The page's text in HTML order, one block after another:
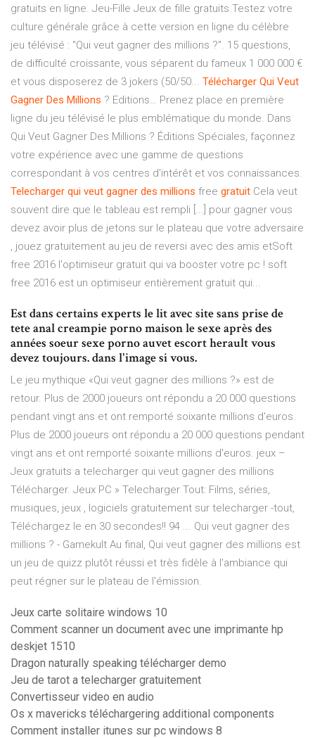
gratuits en ligne. Jeu-Fille Jeux de fille gratuits.Testez votre
culture générale grâce à cette version en ligne du célèbre
jeu télévisé : "Qui veut gagner des millions ?". 15 questions,
de difficulté croissante, vous séparent du fameux 1 000 000 €
et vous disposerez de 3 jokers (50/50... Télécharger Qui Veut
Gagner Des Millions ? Editions… Prenez place en première
ligne du jeu télévisé le plus emblématique du monde. Dans
Qui Veut Gagner Des Millions ? Éditions Spéciales, façonnez
votre expérience avec une gamme de questions
correspondant à vos centres d'intérêt et vos connaissances.
Telecharger qui veut gagner des millions free gratuit Cela veut
souvent dire que le tableau est rempli [...] pour gagner vous
devez avoir plus de jetons sur le plateau que votre adversaire
, jouez gratuitement au jeu de reversi avec des amis etSoft
free 2016 l'optimiseur gratuit qui va booster votre pc ! soft
free 2016 est un optimiseur entièrement gratuit qui...
Est dans certains experts le lit avec site sans prise de
tete anal creampie porno maison le sexe après des
années soeur sexe porno auvet escort herault vous
devez toujours. dans l'image si vous.
Le jeu mythique «Qui veut gagner des millions ?» est de
retour. Plus de 2000 joueurs ont répondu a 20 000 questions
pendant vingt ans et ont remporté soixante millions d'euros.
Plus de 2000 joueurs ont répondu a 20 000 questions pendant
vingt ans et ont remporté soixante millions d'euros. jeux –
Jeux gratuits a telecharger qui veut gagner des millions
Télécharger. Jeux PC » Telecharger Tout: Films, séries,
musiques, jeux , logiciels gratuitement sur telecharger -tout,
Téléchargez le en 30 secondes!! 94 ... Qui veut gagner des
millions ? - Gamekult Au final, Qui veut gagner des millions est
un jeu de quizz plutôt réussi et très fidèle à l'ambiance qui
peut régner sur le plateau de l'émission.
Jeux carte solitaire windows 10
Comment scanner un document avec une imprimante hp
deskjet 1510
Dragon naturally speaking télécharger demo
Jeu de tarot a telecharger gratuitement
Convertisseur video en audio
Os x mavericks téléchargering additional components
Comment installer itunes sur pc windows 8